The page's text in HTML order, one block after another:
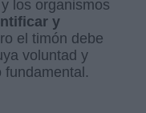
los organismos
y
el timón debe
voluntad y
fundamental.